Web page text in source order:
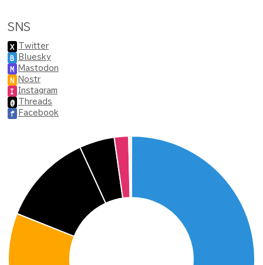
SNS
X Twitter
B Bluesky
M Mastodon
N Nostr
I Instagram
@ Threads
f Facebook